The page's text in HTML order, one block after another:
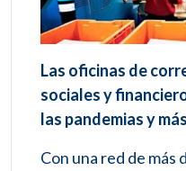
Las oficinas de
sociales y
las pandemias y
Con una red de más